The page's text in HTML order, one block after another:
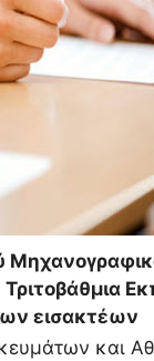
εισακτέων
και